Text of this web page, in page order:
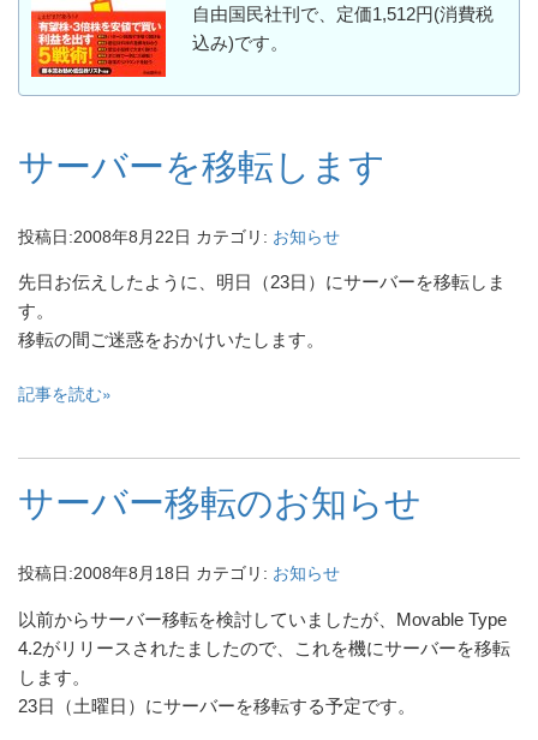
自由国民社刊で、定価1,512円(消費税
込み)です。
サーバーを移転します
投稿日:2008年8月22日 カテゴリ: お知らせ
先日お伝えしたように、明日（23日）にサーバーを移転しま
す。
移転の間ご迷惑をおかけいたします。
記事を読む
サーバー移転のお知らせ
投稿日:2008年8月18日 カテゴリ: お知らせ
以前からサーバー移転を検討していましたが、Movable Type
4.2がリリースされたましたので、これを機にサーバーを移転
します。
23日（土曜日）にサーバーを移転する予定です。